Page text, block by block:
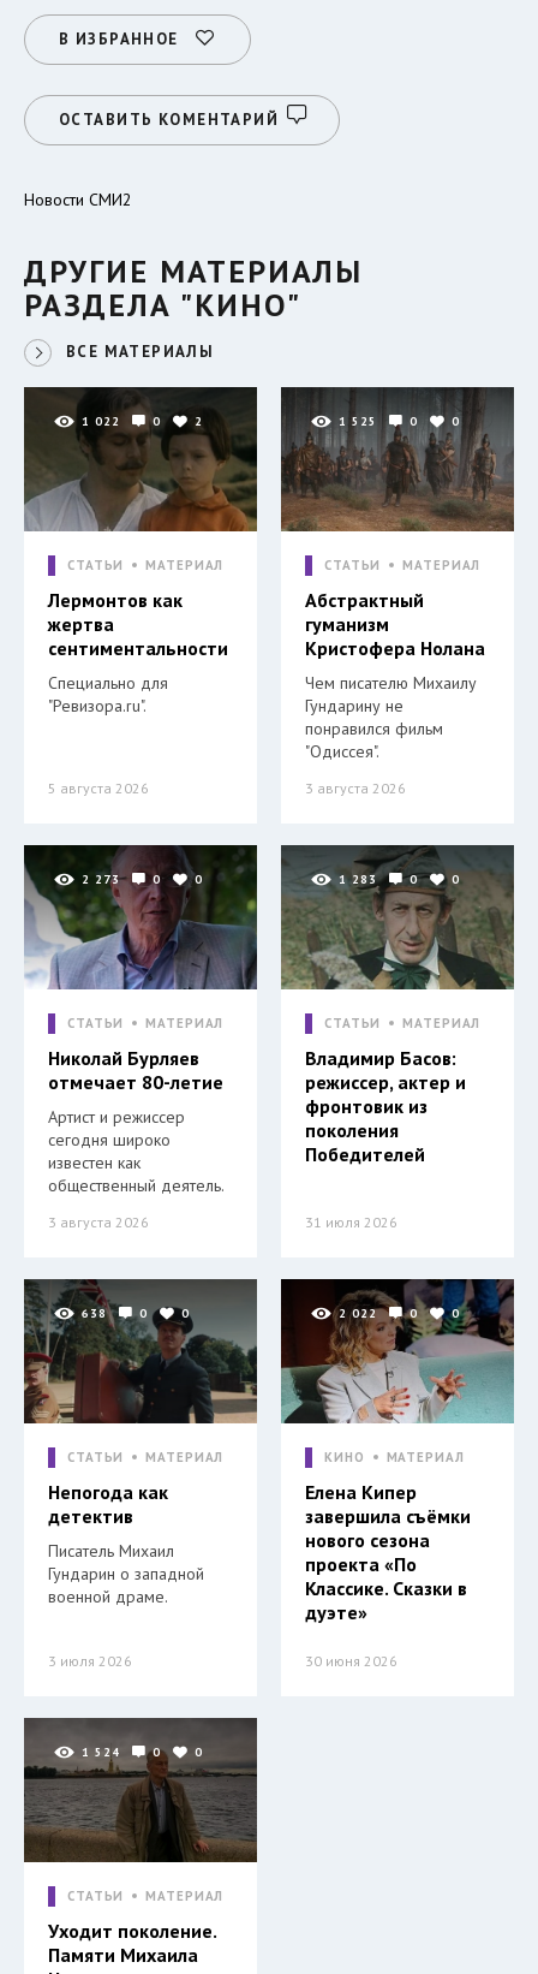
В ИЗБРАННОЕ
ОСТАВИТЬ КОМЕНТАРИЙ
Новости СМИ2
ДРУГИЕ МАТЕРИАЛЫ
РАЗДЕЛА "КИНО"
ВСЕ МАТЕРИАЛЫ
1 022 0 2
СТАТЬИ МАТЕРИАЛ
Лермонтов как
жертва
сентиментальности
Специально для
"Ревизора.ru".
5 августа 2026
1 525 0 0
СТАТЬИ МАТЕРИАЛ
Абстрактный
гуманизм
Кристофера Нолана
Чем писателю Михаилу
Гундарину не
понравился фильм
"Одиссея".
3 августа 2026
2 273 0 0
СТАТЬИ МАТЕРИАЛ
Николай Бурляев
отмечает 80-летие
Артист и режиссер
сегодня широко
известен как
общественный деятель.
3 августа 2026
1 283 0 0
СТАТЬИ МАТЕРИАЛ
Владимир Басов:
режиссер, актер и
фронтовик из
поколения
Победителей
31 июля 2026
638 0 0
СТАТЬИ МАТЕРИАЛ
Непогода как
детектив
Писатель Михаил
Гундарин о западной
военной драме.
3 июля 2026
2 022 0 0
КИНО МАТЕРИАЛ
Елена Кипер
завершила съёмки
нового сезона
проекта «По
Классике. Сказки в
дуэте»
30 июня 2026
1 524 0 0
СТАТЬИ МАТЕРИАЛ
Уходит поколение.
Памяти Михаила